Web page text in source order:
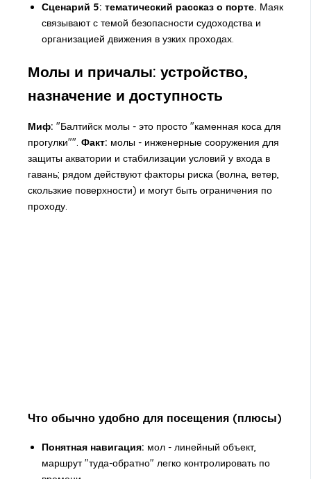
Сценарий 5: тематический рассказ о порте. Маяк
связывают с темой безопасности судоходства и
организацией движения в узких проходах.
Молы и причалы: устройство,
назначение и доступность
Миф: "Балтийск молы - это просто "каменная коса для
прогулки"". Факт: молы - инженерные сооружения для
защиты акватории и стабилизации условий у входа в
гавань; рядом действуют факторы риска (волна, ветер,
скользкие поверхности) и могут быть ограничения по
проходу.
Что обычно удобно для посещения (плюсы)
Понятная навигация: мол - линейный объект,
маршрут "туда-обратно" легко контролировать по